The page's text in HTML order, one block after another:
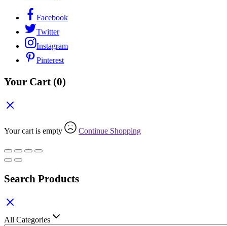
Facebook
Twitter
Instagram
Pinterest
Your Cart (0)
Your cart is empty Continue Shopping
Search Products
All Categories